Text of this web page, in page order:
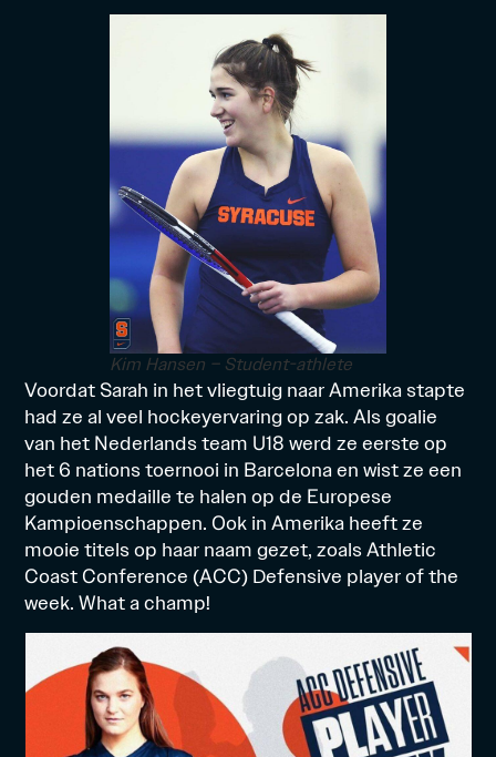
Kim Hansen – Student-athlete
Voordat Sarah in het vliegtuig naar Amerika stapte
had ze al veel hockeyervaring op zak. Als goalie
van het Nederlands team U18 werd ze eerste op
het 6 nations toernooi in Barcelona en wist ze een
gouden medaille te halen op de Europese
Kampioenschappen. Ook in Amerika heeft ze
mooie titels op haar naam gezet, zoals Athletic
Coast Conference (ACC) Defensive player of the
week. What a champ!